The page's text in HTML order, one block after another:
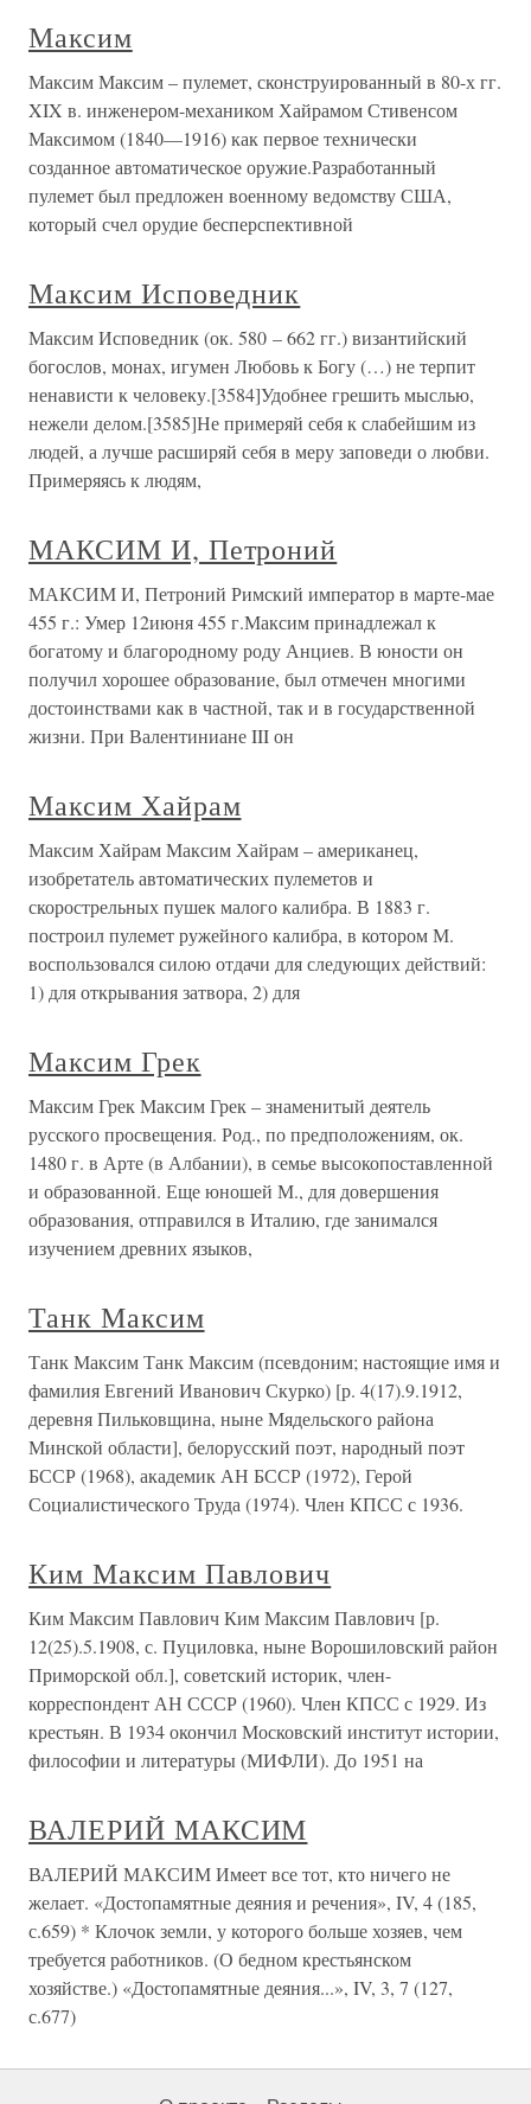
Максим
Максим Максим – пулемет, сконструированный в 80-х гг.
XIX в. инженером-механиком Хайрамом Стивенсом
Максимом (1840—1916) как первое технически
созданное автоматическое оружие.Разработанный
пулемет был предложен военному ведомству США,
который счел орудие бесперспективной
Максим Исповедник
Максим Исповедник (ок. 580 – 662 гг.) византийский
богослов, монах, игумен Любовь к Богу (…) не терпит
ненависти к человеку.[3584]Удобнее грешить мыслью,
нежели делом.[3585]Не примеряй себя к слабейшим из
людей, а лучше расширяй себя в меру заповеди о любви.
Примеряясь к людям,
МАКСИМ И, Петроний
МАКСИМ И, Петроний Римский император в марте-мае
455 г.: Умер 12июня 455 г.Максим принадлежал к
богатому и благородному роду Анциев. В юности он
получил хорошее образование, был отмечен многими
достоинствами как в частной, так и в государственной
жизни. При Валентиниане III он
Максим Хайрам
Максим Хайрам Максим Хайрам – американец,
изобретатель автоматических пулеметов и
скорострельных пушек малого калибра. В 1883 г.
построил пулемет ружейного калибра, в котором М.
воспользовался силою отдачи для следующих действий:
1) для открывания затвора, 2) для
Максим Грек
Максим Грек Максим Грек – знаменитый деятель
русского просвещения. Род., по предположениям, ок.
1480 г. в Арте (в Албании), в семье высокопоставленной
и образованной. Еще юношей М., для довершения
образования, отправился в Италию, где занимался
изучением древних языков,
Танк Максим
Танк Максим Танк Максим (псевдоним; настоящие имя и
фамилия Евгений Иванович Скурко) [р. 4(17).9.1912,
деревня Пильковщина, ныне Мядельского района
Минской области], белорусский поэт, народный поэт
БССР (1968), академик АН БССР (1972), Герой
Социалистического Труда (1974). Член КПСС с 1936.
Ким Максим Павлович
Ким Максим Павлович Ким Максим Павлович [р.
12(25).5.1908, с. Пуциловка, ныне Ворошиловский район
Приморской обл.], советский историк, член-
корреспондент АН СССР (1960). Член КПСС с 1929. Из
крестьян. В 1934 окончил Московский институт истории,
философии и литературы (МИФЛИ). До 1951 на
ВАЛЕРИЙ МАКСИМ
ВАЛЕРИЙ МАКСИМ Имеет все тот, кто ничего не
желает. «Достопамятные деяния и речения», IV, 4 (185,
с.659) * Клочок земли, у которого больше хозяев, чем
требуется работников. (О бедном крестьянском
хозяйстве.) «Достопамятные деяния...», IV, 3, 7 (127,
с.677)